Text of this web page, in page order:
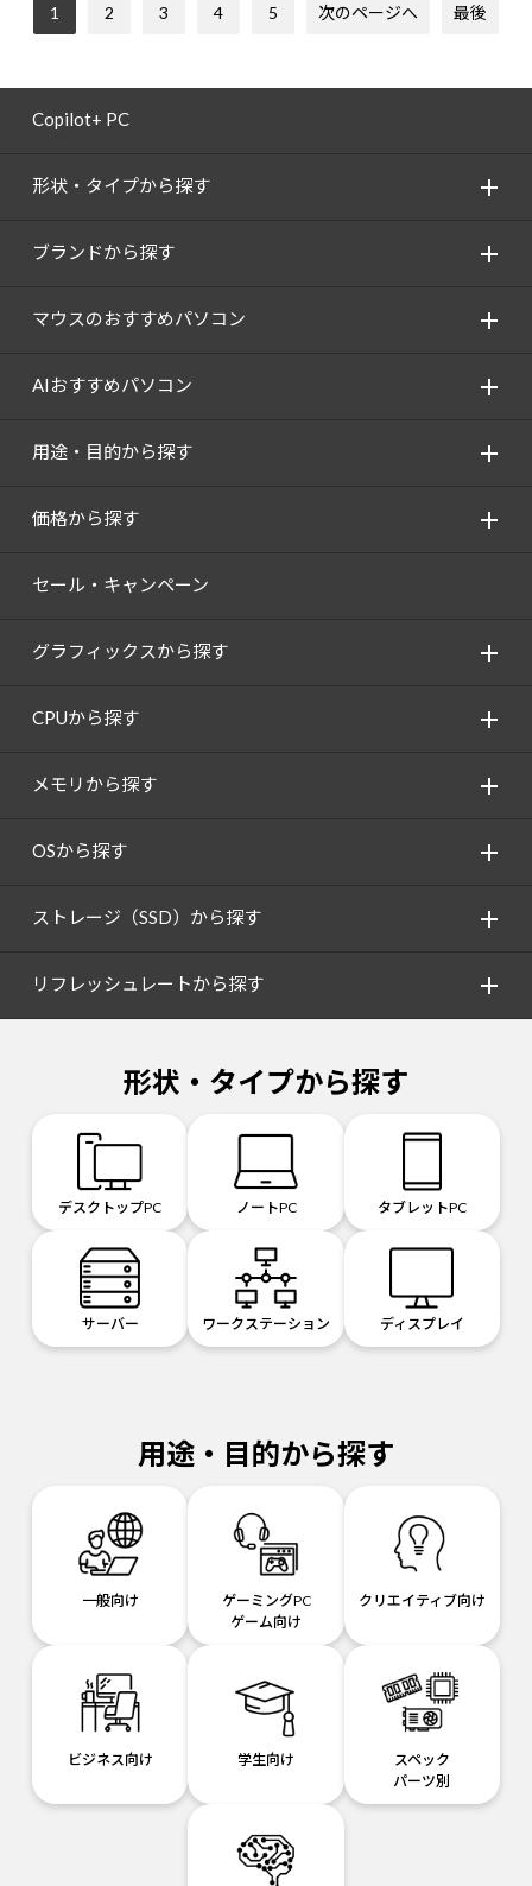
1 2 3 4 5 次のページへ 最後
Copilot+ PC
形状・タイプから探す
ブランドから探す
マウスのおすすめパソコン
AIおすすめパソコン
用途・目的から探す
価格から探す
セール・キャンペーン
グラフィックスから探す
CPUから探す
メモリから探す
OSから探す
ストレージ（SSD）から探す
リフレッシュレートから探す
形状・タイプから探す
デスクトップPC ノートPC タブレットPC
サーバー ワークステーション ディスプレイ
用途・目的から探す
一般向け
ゲーミングPC
ゲーム向け
クリエイティブ向け
ビジネス向け 学生向け
スペック
パーツ別